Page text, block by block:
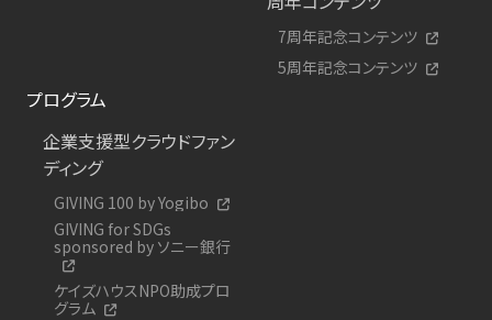
7周年記念コンテンツ
5周年記念コンテンツ
プログラム
企業支援型クラウドファン
ディング
GIVING 100 by Yogibo
GIVING for SDGs
sponsored by ソニー銀行
ケイズハウスNPO助成プロ
グラム